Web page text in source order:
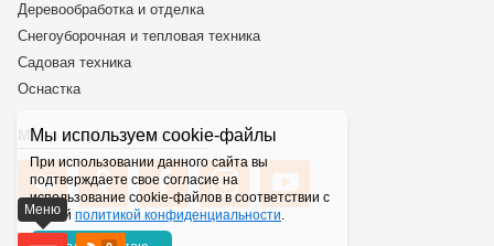
Мы используем cookie-файлы
При использовании данного сайта вы
подтверждаете свое согласие на
использование cookie-файлов в соответствии с
нашей политикой конфиденциальности.
Деревообработка и отделка
Снегоуборочная и тепловая техника
Садовая техника
Оснастка
Мы в социальных сетях
Меню